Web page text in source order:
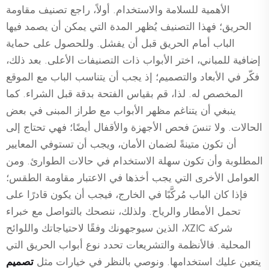
الأهمية للسلامة والاستخدام. أولاً، راجع تصنيف مقاومة
الحريق؛ فهذا التصنيف يُظهر المدة التي يمكن أن يصمد فيها
الباب أمام الحريق قبل أن يفشل. وللحصول على حماية
إضافية للمباني، اختر الأبواب ذات التصنيفات الأعلى. بعد ذلك،
فكّر في الأبعاد والتصميم؛ إذ يجب أن يتناسب الباب مع الموقع
المخصص له. لذا، قم بقياس الفتحة بدقة قبل الشراء. كما
ينبغي أن يتناغم مظهر الأبواب مع طراز المبنى في بعض
الحالات. ولا تنسَ فحص الأجهزة والأقفال أيضًا؛ فهي تحتاج إلى
أن تكون متينةً لضمان الأمان، ويجب أن تستوفي المعايير
المطلوبة وأن تكون سهلة الاستخدام في حالات الطوارئ. ومن
العوامل الأخرى التي يجب أخذها في الاعتبار مقاومة الطقس؛
فإذا كان الباب مُركَّبًا في الخارج، فيجب أن يكون قادرًا على
تحمل الأمطار والرياح. ولذلك، ننصحك بالتواصل مع خبراء
شركة XZIC، الذين سيوجهونك وفقًا لاحتياجاتك واللوائح
المحلية. فالأنظمة والتشريعات تحدد نوع أبواب الحريق التي
يتعين عليك استخدامها. ونوصي بالنظر في خيارات مثل تصميم